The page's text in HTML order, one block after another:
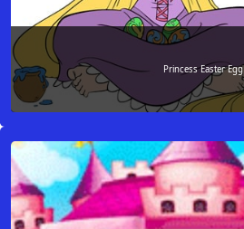
Princess Easter Egg